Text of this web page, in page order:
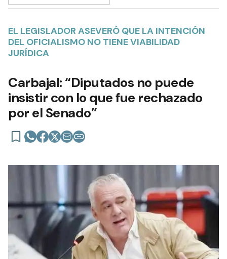
EL LEGISLADOR ASEVERÓ QUE LA INTENCIÓN
DEL OFICIALISMO NO TIENE VIABILIDAD
JURÍDICA
Carbajal: “Diputados no puede
insistir con lo que fue rechazado
por el Senado”